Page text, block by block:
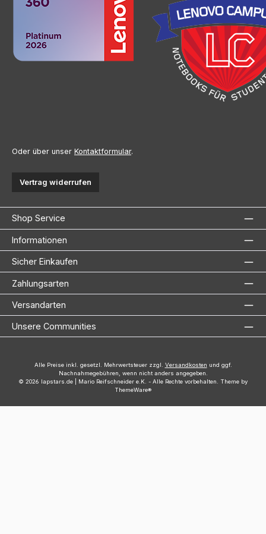
Oder über unser Kontaktformular.
Vertrag widerrufen
Shop Service
Informationen
Sicher Einkaufen
Zahlungsarten
Versandarten
Unsere Communities
Alle Preise inkl. gesetzl. Mehrwertsteuer zzgl. Versandkosten und ggf.
Nachnahmegebühren, wenn nicht anders angegeben.
© 2026 lapstars.de | Mario Reifschneider e.K. - Alle Rechte vorbehalten. Theme by
ThemeWare®